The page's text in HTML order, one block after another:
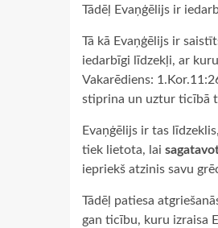
Tādēļ Evaņģēlijs ir
Tā kā Evaņģēlijs ir
iedarbīgi līdzekļi, ar
Vakarēdiens:
stiprina un uztur ticībā
Evaņģēlijs ir tas
tiek lietota, lai
iepriekš atzinis savu
Tādēļ patiesa
gan ticību, kuru izraisa